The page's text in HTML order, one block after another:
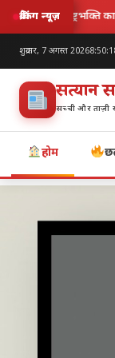
ब्रेकिंग न्यूज़
नशाखोरी, अड्डेबाजी और
शुक्रवार, 7 अगस्त 2026
सत्यज्ञान
सच्ची और ताज़ी
होम